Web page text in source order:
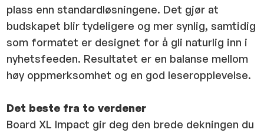
plass enn standardløsningene. Det gjør at
budskapet blir tydeligere og mer synlig, samtidig
som formatet er designet for å gli naturlig inn i
nyhetsfeeden. Resultatet er en balanse mellom
høy oppmerksomhet og en god leseropplevelse.
Det beste fra to verdener
Board XL Impact gir deg den brede dekningen du